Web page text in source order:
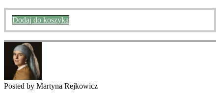
Dodaj do koszyka
Posted by Martyna Rejkowicz